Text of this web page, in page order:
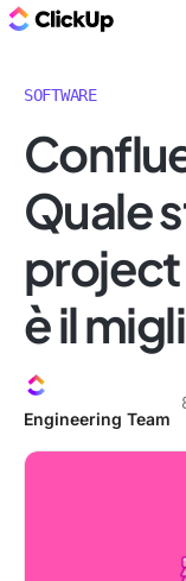
SOFTWARE
Quale
è il
Engineering Team